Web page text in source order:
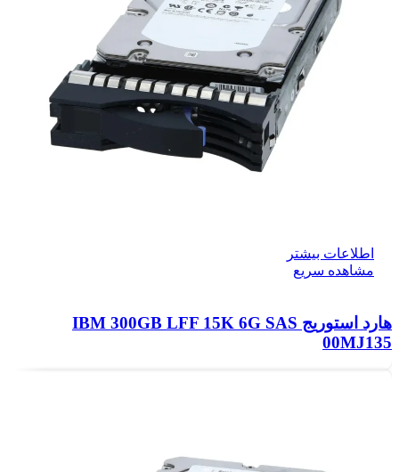
اطلاعات بیشتر
مشاهده سریع
هارد استوریج IBM 300GB LFF 15K 6G SAS
00MJ135